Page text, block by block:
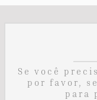
Se você
por favor,
para